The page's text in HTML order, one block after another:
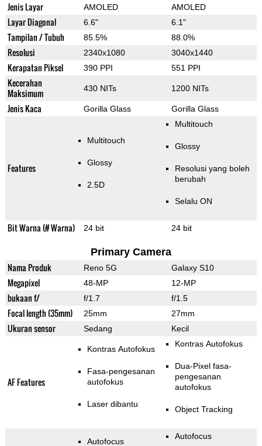
Jenis Layar AMOLED AMOLED
Layar Diagonal 6.6" 6.1"
Tampilan / Tubuh 85.5% 88.0%
Resolusi 2340x1080 3040x1440
Kerapatan Piksel 390 PPI 551 PPI
Kecerahan
Maksimum
430 NITs 1200 NITs
Jenis Kaca Gorilla Glass Gorilla Glass
Features
Multitouch
Glossy
2.5D
Multitouch
Glossy
Resolusi yang boleh
berubah
Selalu ON
Bit Warna (# Warna) 24 bit 24 bit
Primary Camera
Nama Produk Reno 5G Galaxy S10
Megapixel 48-MP 12-MP
bukaan f/ f/1.7 f/1.5
Focal length (35mm) 25mm 27mm
Ukuran sensor Sedang Kecil
AF Features
Kontras Autofokus
Fasa-pengesanan
autofokus
Laser dibantu
Kontras Autofokus
Dua-Pixel fasa-
pengesanan
autofokus
Object Tracking
Autofocus
Autofocus